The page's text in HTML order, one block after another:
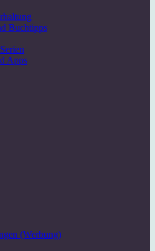
Buchtipps
Apps
(Werbung)